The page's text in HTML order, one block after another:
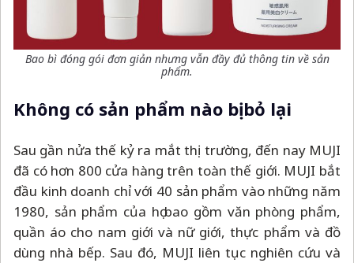
Bao bì đóng gói đơn giản nhưng vẫn đầy đủ thông tin về sản
phẩm.
Không có sản phẩm nào bị bỏ lại
Sau gần nửa thế kỷ ra mắt thị trường, đến nay MUJI
đã có hơn 800 cửa hàng trên toàn thế giới. MUJI bắt
đầu kinh doanh chỉ với 40 sản phẩm vào những năm
1980, sản phẩm của họ bao gồm văn phòng phẩm,
quần áo cho nam giới và nữ giới, thực phẩm và đồ
dùng nhà bếp. Sau đó, MUJI liên tục nghiên cứu và